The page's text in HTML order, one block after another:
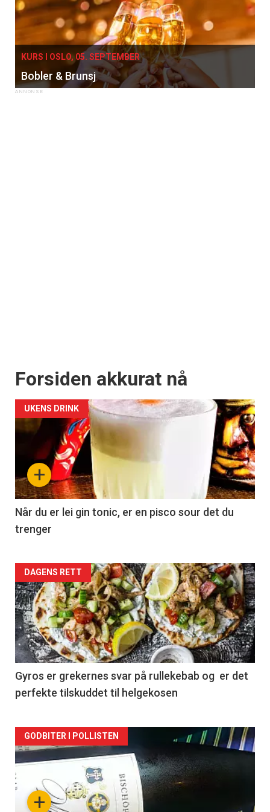
KURS I OSLO, 05. SEPTEMBER
Bobler & Brunsj
Forsiden akkurat nå
+
UKENS DRINK
Når du er lei gin tonic, er en pisco sour det du
trenger
Forsiden
akkurat
nå
-
2
DAGENS RETT
Gyros er grekernes svar på rullekebab og er det
perfekte tilskuddet til helgekosen
Forsiden
akkurat
nå+
GODBITER I POLLISTEN